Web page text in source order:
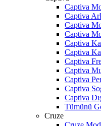
Captiva
Captiva
Captiva
Captiva
Captiva
Captiva
Captiva
Captiva
Captiva
Captiva
Captiva
Tümünü
Cruze